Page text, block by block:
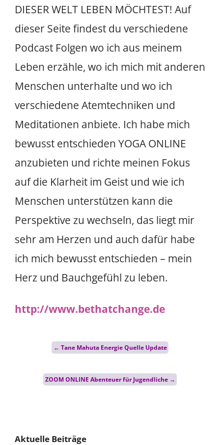
DIESER WELT LEBEN MÖCHTEST! Auf
dieser Seite findest du verschiedene
Podcast Folgen wo ich aus meinem
Leben erzähle, wo ich mich mit anderen
Menschen unterhalte und wo ich
verschiedene Atemtechniken und
Meditationen anbiete. Ich habe mich
bewusst entschieden YOGA ONLINE
anzubieten und richte meinen Fokus
auf die Klarheit im Geist und wie ich
Menschen unterstützen kann die
Perspektive zu wechseln, das liegt mir
sehr am Herzen und auch dafür habe
ich mich bewusst entschieden – mein
Herz und Bauchgefühl zu leben.
http://www.bethatchange.de
Post
navigation
← Tane Mahuta Energie Quelle Update
ZOOM ONLINE Abenteuer für Jugendliche →
Aktuelle Beiträge